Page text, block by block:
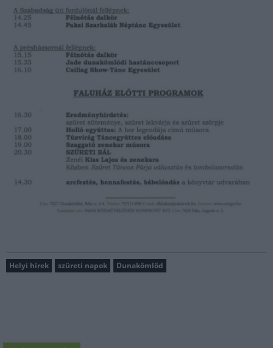
Helyi hírek szüreti napok Dunakömlőd